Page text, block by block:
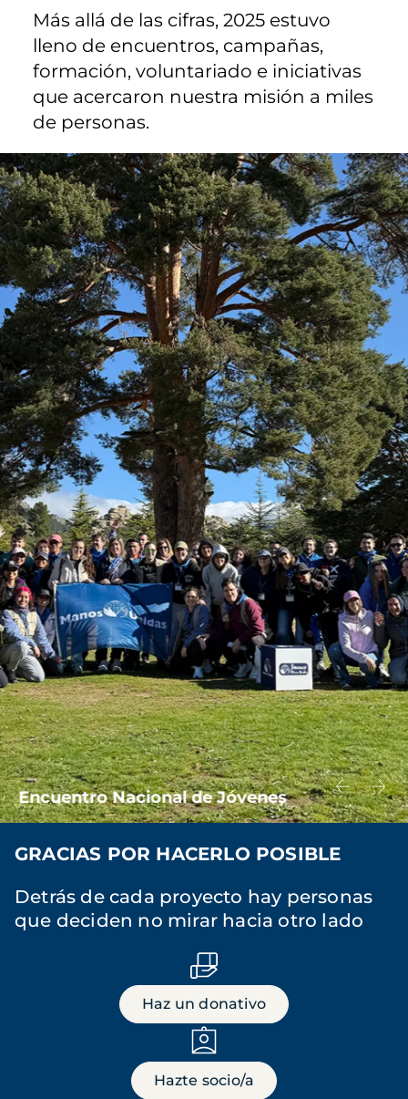
Más allá de las cifras, 2025 estuvo
lleno de encuentros, campañas,
formación, voluntariado e iniciativas
que acercaron nuestra misión a miles
de personas.
Encuentro Nacional de Jóvenes
GRACIAS POR HACERLO POSIBLE
Detrás de cada proyecto hay personas
que deciden no mirar hacia otro lado
Haz un donativo
Hazte socio/a